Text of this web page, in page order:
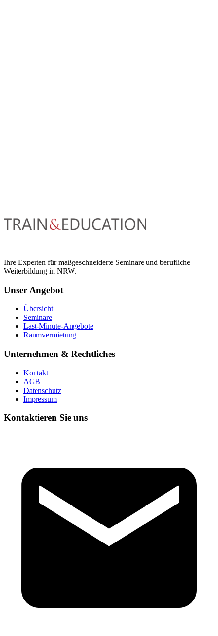
Ihre Experten für maßgeschneiderte Seminare und berufliche
Weiterbildung in NRW.
Unser Angebot
Übersicht
Seminare
Last-Minute-Angebote
Raumvermietung
Unternehmen & Rechtliches
Kontakt
AGB
Datenschutz
Impressum
Kontaktieren Sie uns